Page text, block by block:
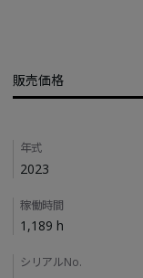
販売価格
Details
年式
2023
稼働時間
1,189 h
シリアルNo.